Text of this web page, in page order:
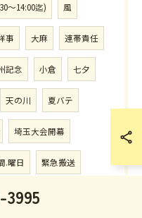
〜14:00迄) 風
事 大麻 連帯責任
記念 小倉 七夕
天の川 夏バテ
埼玉大会開幕
.曜日 緊急搬送
徒歩5分